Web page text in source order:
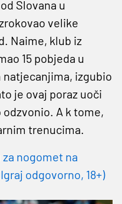
Slovana u
velike
Naime, klub iz
15 pobjeda u
natjecanjima, izgubio
je ovaj poraz uoči
A k tome,
trenucima.
nogomet na
odgovorno, 18+)